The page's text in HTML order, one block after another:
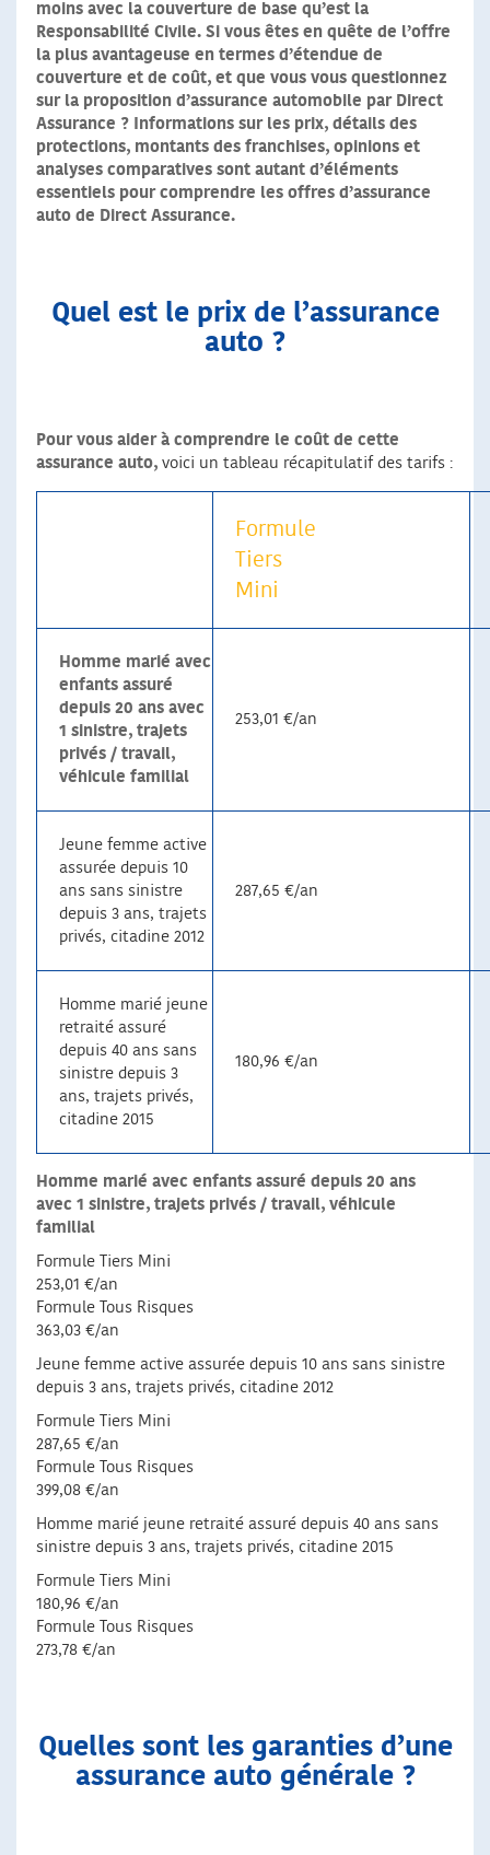
moins avec la couverture de base qu’est la
Responsabilité Civile. Si vous êtes en quête de l’offre
la plus avantageuse en termes d’étendue de
couverture et de coût, et que vous vous questionnez
sur la proposition d’assurance automobile par Direct
Assurance ? Informations sur les prix, détails des
protections, montants des franchises, opinions et
analyses comparatives sont autant d’éléments
essentiels pour comprendre les offres d’assurance
auto de Direct Assurance.
Quel est le prix de l’assurance
auto ?
Pour vous aider à comprendre le coût de cette
assurance auto, voici un tableau récapitulatif des tarifs :
Formule
Tiers
Mini
Homme marié avec
enfants assuré
depuis 20 ans avec
1 sinistre, trajets
privés / travail,
véhicule familial
253,01 €/an
Jeune femme active
assurée depuis 10
ans sans sinistre
depuis 3 ans, trajets
privés, citadine 2012
287,65 €/an
Homme marié jeune
retraité assuré
depuis 40 ans sans
sinistre depuis 3
ans, trajets privés,
citadine 2015
180,96 €/an
Homme marié avec enfants assuré depuis 20 ans
avec 1 sinistre, trajets privés / travail, véhicule
familial
Formule Tiers Mini
253,01 €/an
Formule Tous Risques
363,03 €/an
Jeune femme active assurée depuis 10 ans sans sinistre
depuis 3 ans, trajets privés, citadine 2012
Formule Tiers Mini
287,65 €/an
Formule Tous Risques
399,08 €/an
Homme marié jeune retraité assuré depuis 40 ans sans
sinistre depuis 3 ans, trajets privés, citadine 2015
Formule Tiers Mini
180,96 €/an
Formule Tous Risques
273,78 €/an
Quelles sont les garanties d’une
assurance auto générale ?